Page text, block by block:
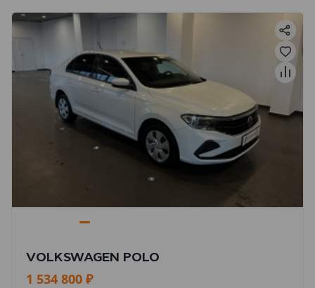
VOLKSWAGEN POLO
1 534 800 ₽